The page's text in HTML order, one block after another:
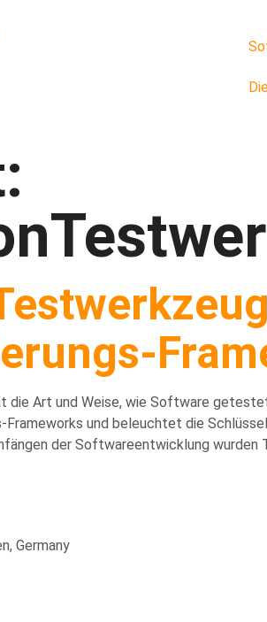
die Art und Weise, wie Software
Frameworks und beleuchtet die
der Softwareentwicklung wurden
Germany